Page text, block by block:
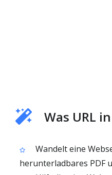
Was URL
Wandelt eine
herunterladbares PDF